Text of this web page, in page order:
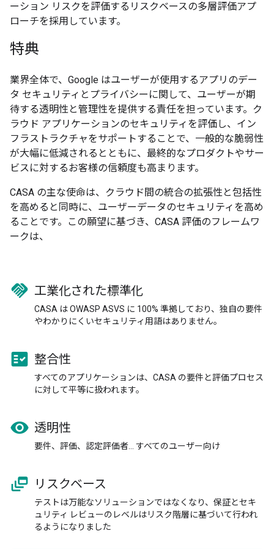
ーション リスクを評価するリスクベースの多層評価アプ
ローチを採用しています。
特典
業界全体で、Google はユーザーが使用するアプリのデー
タ セキュリティとプライバシーに関して、ユーザーが期
待する透明性と管理性を提供する責任を担っています。ク
ラウド アプリケーションのセキュリティを評価し、イン
フラストラクチャをサポートすることで、一般的な脆弱性
が大幅に低減されるとともに、最終的なプロダクトやサー
ビスに対するお客様の信頼度も高まります。
CASA の主な使命は、クラウド間の統合の拡張性と包括性
を高めると同時に、ユーザーデータのセキュリティを高め
ることです。この願望に基づき、CASA 評価のフレームワ
ークは、
handshake 工業化された標準化
CASA は OWASP ASVS に 100% 準拠しており、独自の要件
やわかりにくいセキュリティ用語はありません。
fact_check 整合性
すべてのアプリケーションは、CASA の要件と評価プロセス
に対して平等に扱われます。
visibility 透明性
要件、評価、認定評価者… すべてのユーザー向け
dynamic_feed リスクベース
テストは万能なソリューションではなくなり、保証とセキ
ュリティ レビューのレベルはリスク階層に基づいて行われ
るようになりました